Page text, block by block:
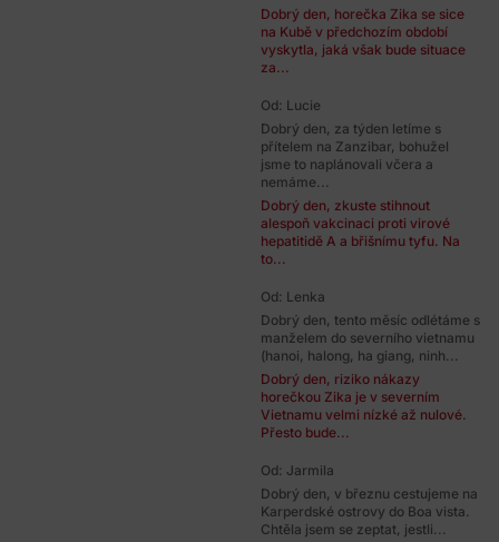
Dobrý den, horečka Zika se sice
na Kubě v předchozím období
vyskytla, jaká však bude situace
za...
Od: Lucie
Dobrý den, za týden letíme s
přítelem na Zanzibar, bohužel
jsme to naplánovali včera a
nemáme...
Dobrý den, zkuste stihnout
alespoň vakcinaci proti virové
hepatitidě A a břišnímu tyfu. Na
to...
Od: Lenka
Dobrý den, tento měsíc odlétáme s
manželem do severního vietnamu
(hanoi, halong, ha giang, ninh...
Dobrý den, riziko nákazy
horečkou Zika je v severním
Vietnamu velmi nízké až nulové.
Přesto bude...
Od: Jarmila
Dobrý den, v březnu cestujeme na
Karperdské ostrovy do Boa vista.
Chtěla jsem se zeptat, jestli...